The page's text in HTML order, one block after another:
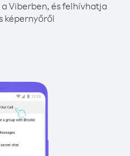
Viberben, és felhívhatja
képernyőről